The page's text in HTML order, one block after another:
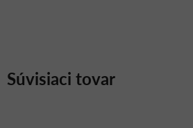
Súvisiaci tovar